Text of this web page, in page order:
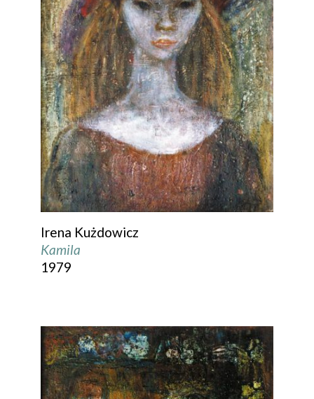
Irena Kużdowicz
Kamila
1979